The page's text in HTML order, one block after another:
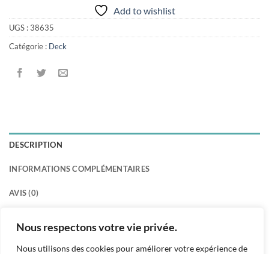
Nous respectons votre vie privée.
Nous utilisons des cookies pour améliorer votre expérience de
Add to wishlist
UGS :38635
Catégorie : Deck
DESCRIPTION
INFORMATIONS COMPLÉMENTAIRES
AVIS (0)
60 cartes.